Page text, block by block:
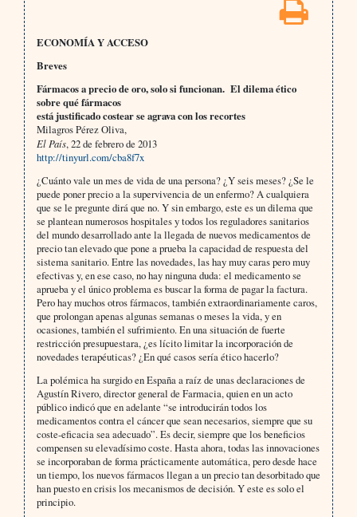
ECONOMÍA Y ACCESO
Breves
Fármacos a precio de oro, solo si funcionan. El dilema ético
sobre qué fármacos
está justificado costear se agrava con los recortes
Milagros Pérez Oliva,
El País, 22 de febrero de 2013
http://tinyurl.com/cba8f7x
¿Cuánto vale un mes de vida de una persona? ¿Y seis meses? ¿Se le
puede poner precio a la supervivencia de un enfermo? A cualquiera
que se le pregunte dirá que no. Y sin embargo, este es un dilema que
se plantean numerosos hospitales y todos los reguladores sanitarios
del mundo desarrollado ante la llegada de nuevos medicamentos de
precio tan elevado que pone a prueba la capacidad de respuesta del
sistema sanitario. Entre las novedades, las hay muy caras pero muy
efectivas y, en ese caso, no hay ninguna duda: el medicamento se
aprueba y el único problema es buscar la forma de pagar la factura.
Pero hay muchos otros fármacos, también extraordinariamente caros,
que prolongan apenas algunas semanas o meses la vida, y en
ocasiones, también el sufrimiento. En una situación de fuerte
restricción presupuestara, ¿es lícito limitar la incorporación de
novedades terapéuticas? ¿En qué casos sería ético hacerlo?
La polémica ha surgido en España a raíz de unas declaraciones de
Agustín Rivero, director general de Farmacia, quien en un acto
público indicó que en adelante “se introducirán todos los
medicamentos contra el cáncer que sean necesarios, siempre que su
coste-eficacia sea adecuado”. Es decir, siempre que los beneficios
compensen su elevadísimo coste. Hasta ahora, todas las innovaciones
se incorporaban de forma prácticamente automática, pero desde hace
un tiempo, los nuevos fármacos llegan a un precio tan desorbitado que
han puesto en crisis los mecanismos de decisión. Y este es solo el
principio.